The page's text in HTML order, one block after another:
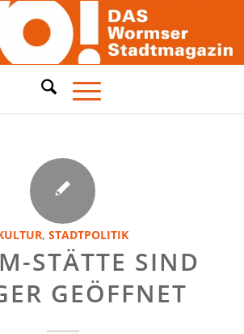
,STADTPOLITIK
STÄTTE SIND
GEÖFFNET